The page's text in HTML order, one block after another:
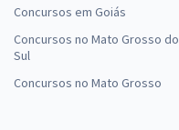
Concursos em Goiás
Concursos no Mato Grosso do
Sul
Concursos no Mato Grosso